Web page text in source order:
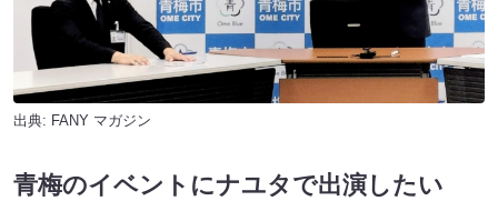
出典: FANY マガジン
青梅のイベントにナユタで出演したい